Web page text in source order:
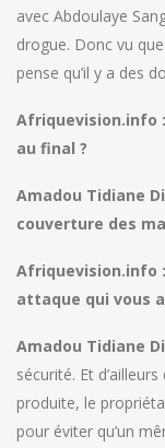
avec Abdoulaye
drogue. Donc vu
pense qu’il y a des
Afriquevision.info :
au final ?
Amadou Tidiane
couverture des
Afriquevision.info
attaque qui vous
Amadou Tidiane
sécurité. Et
produite, le
pour éviter qu’un